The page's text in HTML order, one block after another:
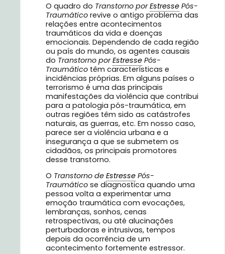
O quadro do Transtorno porEstresse Pós-
Traumático revive o antigo problema das
relações entre acontecimentos
traumáticos da vida e doenças
emocionais. Dependendo de cada região
ou país do mundo, os agentes causais
do Transtorno porEstresse Pós-
Traumático têm características e
incidências próprias. Em alguns países o
terrorismo é uma das principais
manifestações da violência que contribui
para a patologia pós-traumática, em
outras regiões têm sido as catástrofes
naturais, as guerras, etc. Em nosso caso,
parece ser a violência urbana e a
insegurança a que se submetem os
cidadãos, os principais promotores
desse transtorno.
O Transtorno de Estresse Pós-
Traumático se diagnostica quando uma
pessoa volta a experimentar uma
emoção traumática com evocações,
lembranças, sonhos, cenas
retrospectivas, ou até alucinações
perturbadoras e intrusivas, tempos
depois da ocorrência de um
acontecimento fortemente estressor.